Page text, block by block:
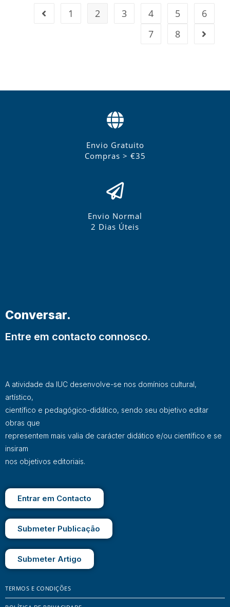
1 2 3 4 5
6
7
8
Envio Gratuito
Compras > €35
Envio Normal
2 Dias Úteis
Conversar.
Entre em contacto connosco.
A atividade da IUC desenvolve-se nos domínios cultural,
artístico,
científico e pedagógico-didático, sendo seu objetivo editar
obras que
representem mais valia de carácter didático e/ou científico e se
insiram
nos objetivos editoriais.
Entrar em Contacto
Submeter Publicação
Submeter Artigo
TERMOS E CONDIÇÕES